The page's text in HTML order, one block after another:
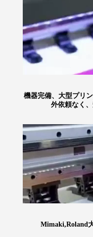
機器完備、大型プリ
外依頼なく
Mimaki,Roland